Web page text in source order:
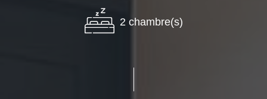
2 chambre(s)